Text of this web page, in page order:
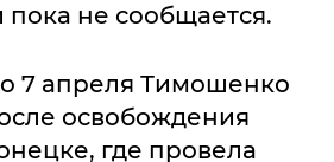
не сообщается.
7 апреля Тимошенко
освобождения
где провела